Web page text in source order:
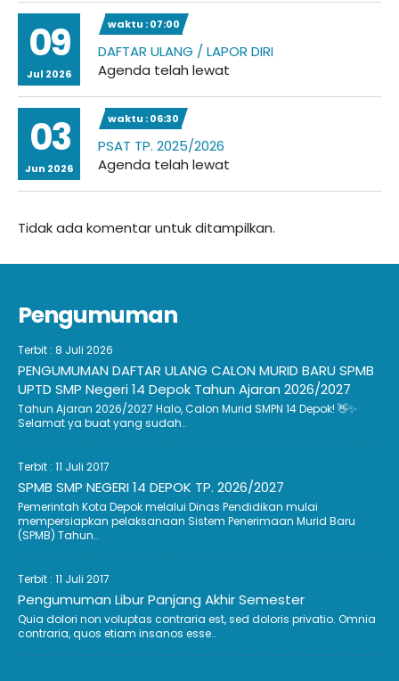
09
Jul 2026
waktu : 07:00
DAFTAR ULANG / LAPOR DIRI
Agenda telah lewat
03
Jun 2026
waktu : 06:30
PSAT TP. 2025/2026
Agenda telah lewat
Tidak ada komentar untuk ditampilkan.
Pengumuman
Terbit : 8 Juli 2026
PENGUMUMAN DAFTAR ULANG CALON MURID BARU SPMB
UPTD SMP Negeri 14 Depok Tahun Ajaran 2026/2027
Tahun Ajaran 2026/2027 Halo, Calon Murid SMPN 14 Depok! 👋✨
Selamat ya buat yang sudah..
Terbit : 11 Juli 2017
SPMB SMP NEGERI 14 DEPOK TP. 2026/2027
Pemerintah Kota Depok melalui Dinas Pendidikan mulai
mempersiapkan pelaksanaan Sistem Penerimaan Murid Baru
(SPMB) Tahun..
Terbit : 11 Juli 2017
Pengumuman Libur Panjang Akhir Semester
Quia dolori non voluptas contraria est, sed doloris privatio. Omnia
contraria, quos etiam insanos esse..